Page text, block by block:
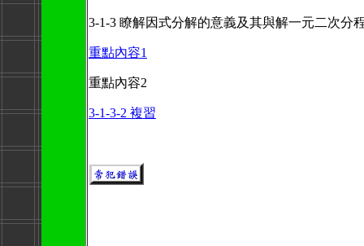
3-1-3 瞭解因式分解的意義及其與解一元二次分
重點內容1
重點內容2
3-1-3-2 複習